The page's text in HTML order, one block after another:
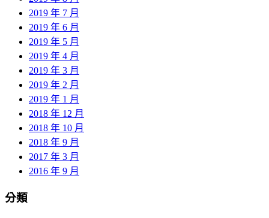
2019 年 7 月
2019 年 6 月
2019 年 5 月
2019 年 4 月
2019 年 3 月
2019 年 2 月
2019 年 1 月
2018 年 12 月
2018 年 10 月
2018 年 9 月
2017 年 3 月
2016 年 9 月
分類